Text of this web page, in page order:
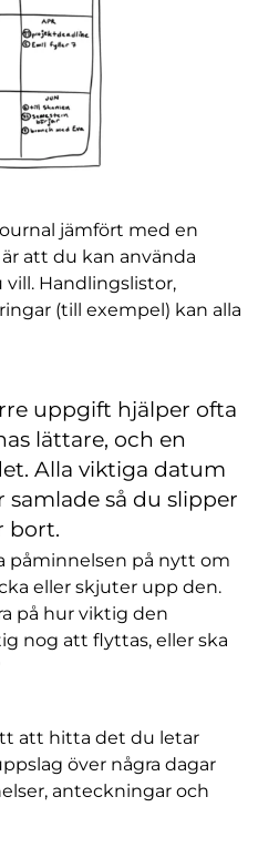
jämfört med en
att du kan använda
vill. Handlingslistor,
(till exempel) kan alla
uppgift hjälper ofta
lättare, och en
Alla viktiga datum
så du slipper
bort.
påminnelsen på nytt om
eller skjuter upp den.
på hur viktig den
nog att flyttas, eller ska
att hitta det du letar
över några dagar
anteckningar och